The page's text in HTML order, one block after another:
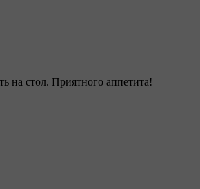
на стол. Приятного аппетита!